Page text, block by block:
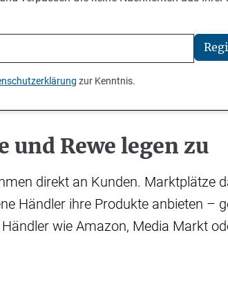
zur Kenntnis.
und Rewe legen zu
direkt an Kunden. Marktplätze
Händler ihre Produkte anbieten –
wie Amazon, Media Markt